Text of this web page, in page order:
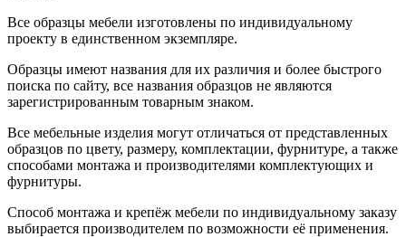
Все образцы мебели изготовлены по индивидуальному
проекту в единственном экземпляре.
Образцы имеют названия для их различия и более быстрого
поиска по сайту, все названия образцов не являются
зарегистрированным товарным знаком.
Все мебельные изделия могут отличаться от представленных
образцов по цвету, размеру, комплектации, фурнитуре, а также
способами монтажа и производителями комплектующих и
фурнитуры.
Способ монтажа и крепёж мебели по индивидуальному заказу
выбирается производителем по возможности её применения.